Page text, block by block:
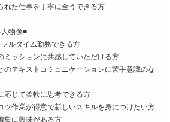
れた仕事を丁寧に全うできる方
物像■
フルタイム勤務できる方
ミッションに共感していただける方
のテキストコミュニケーションに苦手意識のな
応じて柔軟に思考できる方
ツ作業が得意で新しいスキルを身につけたい方
集に興味がある方